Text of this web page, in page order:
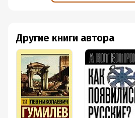
Другие книги автора